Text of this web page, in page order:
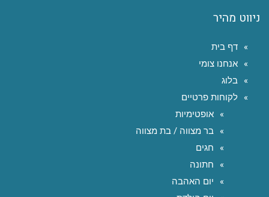
ניווט מהיר
דף בית
אנחנו צומי
בלוג
לקוחות פרטיים
אופטימיות
בר מצווה / בת מצווה
חגים
חתונה
יום האהבה